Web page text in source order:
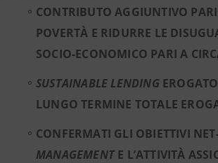
CONTRIBUTO AGGIUNTIVO
POVERTÀ E RIDURRE LE
SOCIO-ECONOMICO PARI A
SUSTAINABLE LENDING
LUNGO TERMINE TOTALE
CONFERMATI GLI OBIETTIVI
MANAGEMENT E L’ATTIVITÀ